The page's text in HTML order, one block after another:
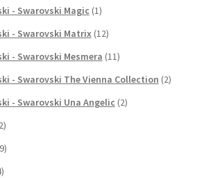
- Swarovski Magic (1)
- Swarovski Matrix (12)
- Swarovski Mesmera (11)
- Swarovski The Vienna Collection (2)
- Swarovski Una Angelic (2)